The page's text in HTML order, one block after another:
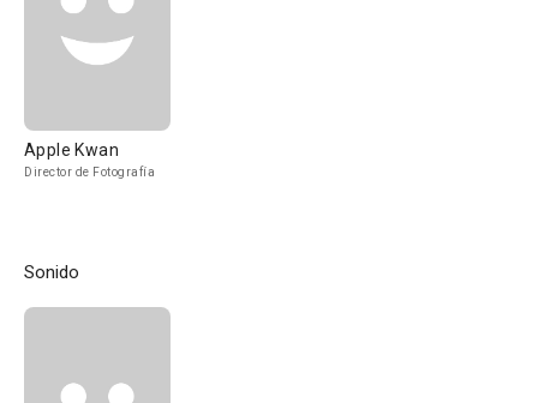
Apple Kwan
Director de Fotografía
Sonido